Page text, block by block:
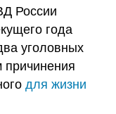
России
года
уголовных
для жизни